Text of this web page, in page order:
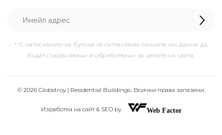
* С натискането на бутона се съгласявам личните ми данни да
бъдат съхранявани и обработвани за целите на сайта.
© 2026 Globstroy | Residential Buildings.. Всички права запазени.
Изработка на сайт & SEO by